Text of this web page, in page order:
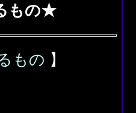
もの★
もの 】